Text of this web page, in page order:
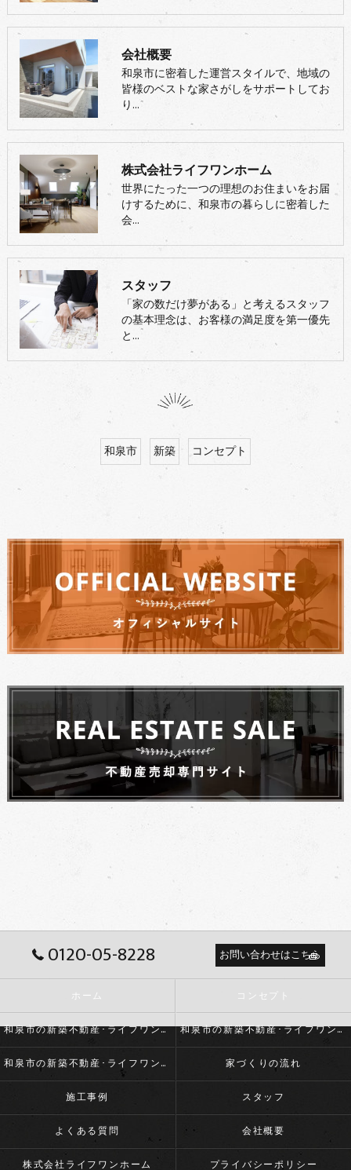
会社概要
和泉市に密着した運営スタイルで、地域の
皆様のベストな家さがしをサポートしてお
り…
株式会社ライフワンホーム
世界にたった一つの理想のお住まいをお届
けするために、和泉市の暮らしに密着した
会…
スタッフ
「家の数だけ夢がある」と考えるスタッフ
の基本理念は、お客様の満足度を第一優先
と…
和泉市 新築 コンセプト
0120-05-8228 お問い合わせはこちら
ホーム コンセプト
和泉市の新築不動産･ライフワンホームの口コミ情報 和泉市の新築不動産･ライフワンホームの評判
和泉市の新築不動産･ライフワンホームのお客様の声 家づくりの流れ
施工事例 スタッフ
よくある質問 会社概要
株式会社ライフワンホーム プライバシーポリシー